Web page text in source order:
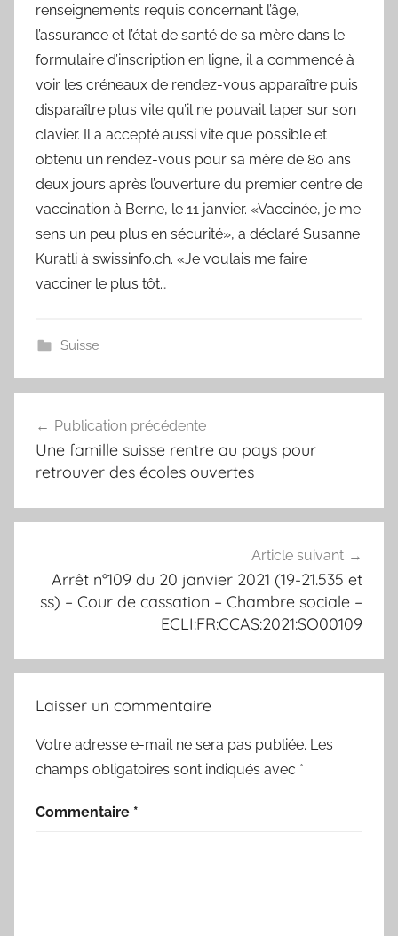
renseignements requis concernant l’âge,
l’assurance et l’état de santé de sa mère dans le
formulaire d’inscription en ligne, il a commencé à
voir les créneaux de rendez-vous apparaître puis
disparaître plus vite qu’il ne pouvait taper sur son
clavier. Il a accepté aussi vite que possible et
obtenu un rendez-vous pour sa mère de 80 ans
deux jours après l’ouverture du premier centre de
vaccination à Berne, le 11 janvier. «Vaccinée, je me
sens un peu plus en sécurité», a déclaré Susanne
Kuratli à swissinfo.ch. «Je voulais me faire
vacciner le plus tôt…
Suisse
de
l’article
Publication précédente
Une famille suisse rentre au pays pour
retrouver des écoles ouvertes
Article suivant
Arrêt n°109 du 20 janvier 2021 (19-21.535 et
ss) – Cour de cassation – Chambre sociale –
ECLI:FR:CCAS:2021:SO00109
Laisser un commentaire
Votre adresse e-mail ne sera pas publiée. Les
champs obligatoires sont indiqués avec *
Commentaire *